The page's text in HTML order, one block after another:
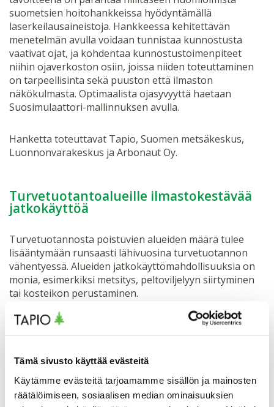
Tämä sivusto käyttää evästeitä
Käytämme evästeitä tarjoamamme sisällön ja mainosten
räätälöimiseen, sosiaalisen median ominaisuuksien
suometsien hoitohankkeissa hyödyntämällä
laserkeilausaineistoja. Hankkeessa kehitettävän
menetelmän avulla voidaan tunnistaa kunnostusta
vaativat ojat, ja kohdentaa kunnostustoimenpiteet
niihin ojaverkoston osiin, joissa niiden toteuttaminen
on tarpeellisinta sekä puuston että ilmaston
näkökulmasta. Optimaalista ojasyvyyttä haetaan
Suosimulaattori-mallinnuksen avulla.
Hanketta toteuttavat Tapio, Suomen metsäkeskus,
Luonnonvarakeskus ja Arbonaut Oy.
Turvetuotantoalueille ilmastokestävää
jatkokäyttöä
Turvetuotannosta poistuvien alueiden määrä tulee
lisääntymään runsaasti lähivuosina turvetuotannon
vähentyessä. Alueiden jatkokäyttömahdollisuuksia on
monia, esimerkiksi metsitys, peltoviljelyyn siirtyminen
tai kosteikon perustaminen.
Turvetuotantoalueiden ilmastokestävät
jatkokäyttömahdollisuudet(TuIJa) -hankkeen tavoitteena
jatkokäytön nykytilaa sekä kehittää ja jalkauttaa
suonpohjien ilmastoviisasta jatkokäyttöä
monimuotoisuusnäkökulmat huomioiden. Hankkeessa